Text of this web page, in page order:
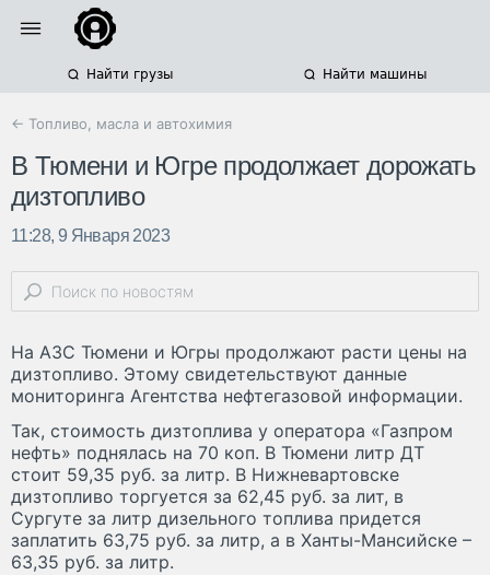
Найти грузы Найти машины
← Топливо, масла и автохимия
В Тюмени и Югре продолжает дорожать
дизтопливо
11:28, 9 Января 2023
На АЗС Тюмени и Югры продолжают расти цены на
дизтопливо. Этому свидетельствуют данные
мониторинга Агентства нефтегазовой информации.
Так, стоимость дизтоплива у оператора «Газпром
нефть» поднялась на 70 коп. В Тюмени литр ДТ
стоит 59,35 руб. за литр. В Нижневартовске
дизтопливо торгуется за 62,45 руб. за лит, в
Сургуте за литр дизельного топлива придется
заплатить 63,75 руб. за литр, а в Ханты-Мансийске –
63,35 руб. за литр.